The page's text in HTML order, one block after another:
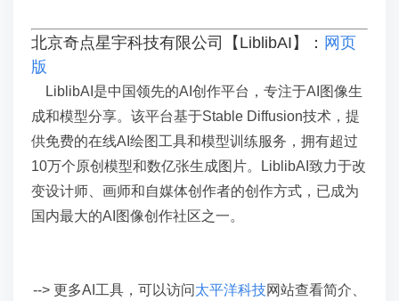
北京奇点星宇科技有限公司【LiblibAI】： 网页
版
LiblibAI是中国领先的AI创作平台，专注于AI图像生
成和模型分享。该平台基于Stable Diffusion技术，提
供免费的在线AI绘图工具和模型训练服务，拥有超过
10万个原创模型和数亿张生成图片。LiblibAI致力于改
变设计师、画师和自媒体创作者的创作方式，已成为
国内最大的AI图像创作社区之一。
--> 更多AI工具，可以访问太平洋科技网站查看简介、